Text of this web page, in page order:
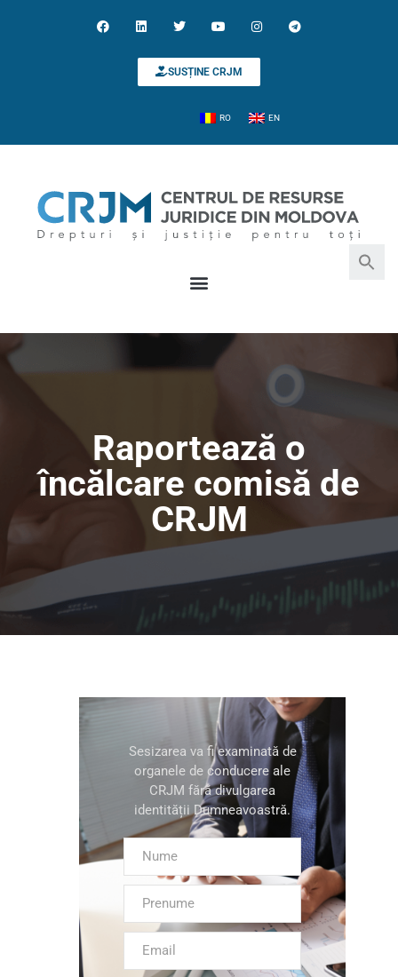
SUSȚINE CRJM
RO EN
Raportează o
încălcare comisă de
CRJM
Sesizarea va fi examinată de
organele de conducere ale
CRJM fără divulgarea
identității Dumneavoastră.